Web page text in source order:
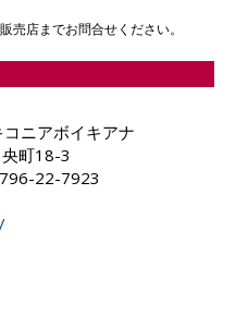
売店までお問合せください。
ニアボイキアナ
町18-3
22-7923